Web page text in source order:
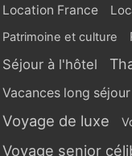
Location France
Patrimoine et culture
Séjour à l'hôtel
Vacances long séjour
Voyage de luxe
Voyage senior